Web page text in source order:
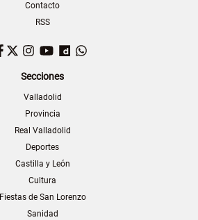
Contacto
RSS
Facebook
TwitterInstagram
YouTubeDailymotion
Secciones
Valladolid
Provincia
Real Valladolid
Deportes
Castilla y León
Cultura
Fiestas de San Lorenzo
Sanidad